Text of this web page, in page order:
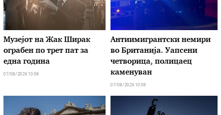
Музејот на Жак Ширак
ограбен по трет пат за
една година
07/08/2026 10:08
Антиимигрантски немири
во Британија. Уапсени
четворица, полицаец
каменуван
07/08/2026 10:08